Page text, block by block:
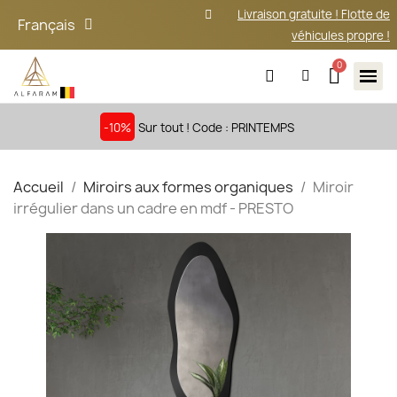
Français
Livraison gratuite ! Flotte de
véhicules propre !
-10% Sur tout ! Code : PRINTEMPS
Accueil Miroirs aux formes organiques
Miroir
irrégulier dans un cadre en mdf - PRESTO